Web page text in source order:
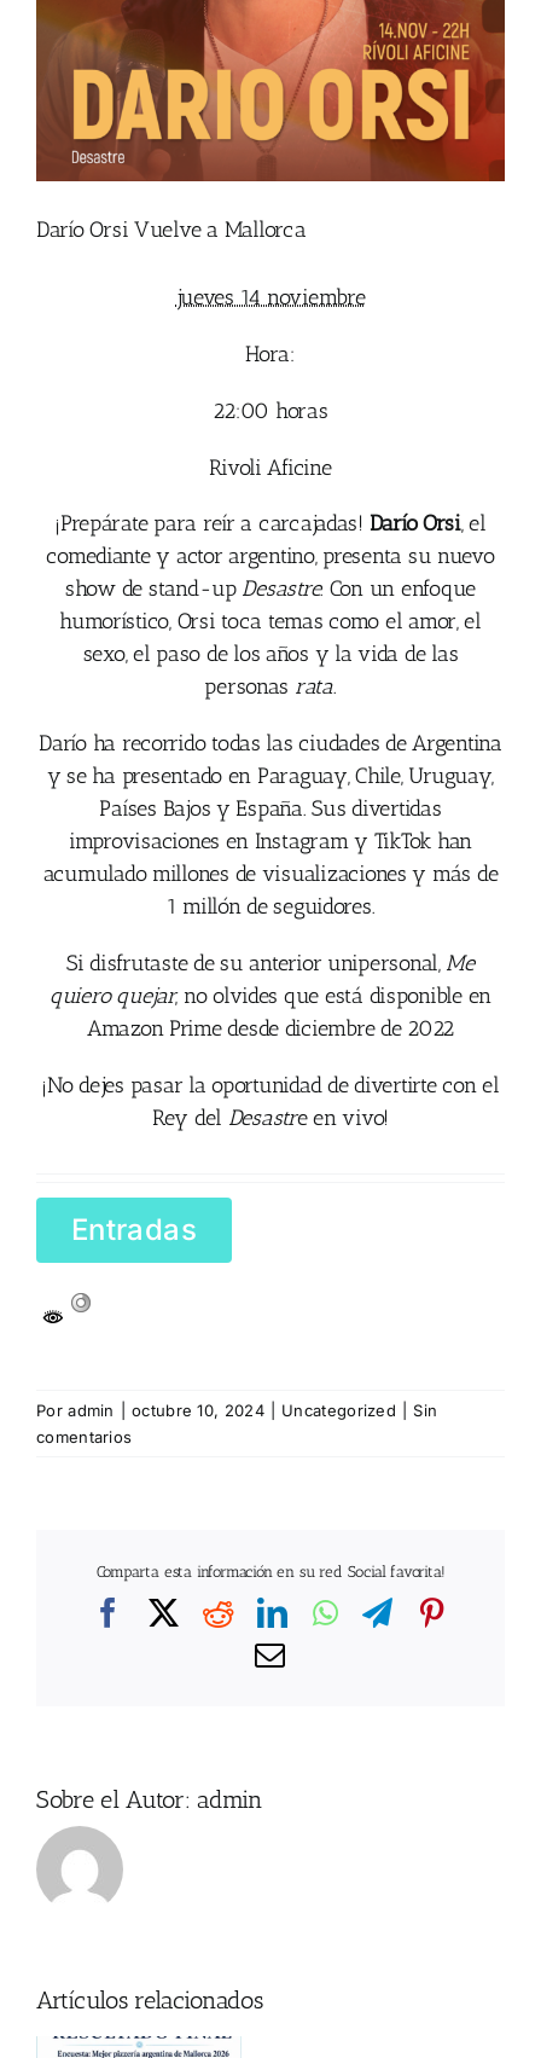
Darío Orsi Vuelve a Mallorca
jueves 14 noviembre
Hora:
22:00 horas
Rivoli Aficine
¡Prepárate para reír a carcajadas! Darío Orsi, el
comediante y actor argentino, presenta su nuevo
show de stand-up Desastre. Con un enfoque
humorístico, Orsi toca temas como el amor, el
sexo, el paso de los años y la vida de las
personas rata.
Darío ha recorrido todas las ciudades de Argentina
y se ha presentado en Paraguay, Chile, Uruguay,
Países Bajos y España. Sus divertidas
improvisaciones en Instagram y TikTok han
acumulado millones de visualizaciones y más de
1 millón de seguidores.
Si disfrutaste de su anterior unipersonal, Me
quiero quejar, no olvides que está disponible en
Amazon Prime desde diciembre de 2022
¡No dejes pasar la oportunidad de divertirte con el
Rey del Desastre en vivo!
Entradas
Poradmin octubre 10, 2024 Uncategorized
Sin
comentarios
Comparta esta información en su red Social favorita!
FacebookRedditLinkedIn
WhatsApp
Telegram
Correo
Sobre el Autor:admin
Artículos relacionados